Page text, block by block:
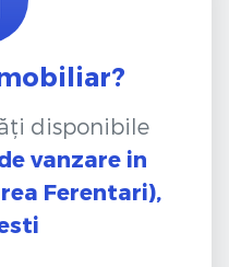
disponibile
vanzare in
Ferentari),